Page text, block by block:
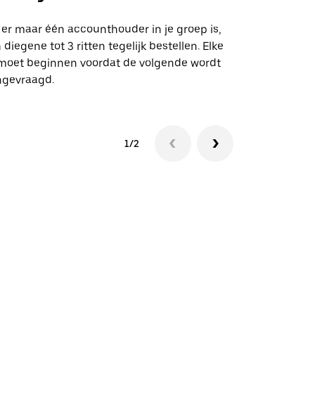
maar één accounthouder in je groep is,
diegene tot 3 ritten tegelijk bestellen. Elke
beginnen voordat de volgende wordt
1/2